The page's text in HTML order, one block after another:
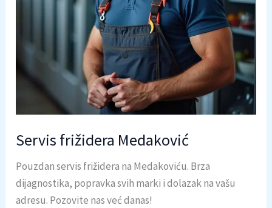
Servis frižidera Medaković
Pouzdan servis frižidera na Medakoviću. Brza
dijagnostika, popravka svih marki i dolazak na vašu
adresu. Pozovite nas već danas!